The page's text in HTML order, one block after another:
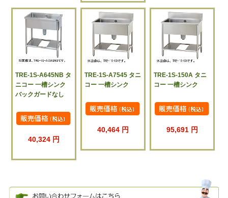
TRE-1S-A645NB タ
ニコー 一槽シンク
バックガードなし
40,324 円
TRE-1S-A7545 タニ
コー 一槽シンク
40,464 円
TRE-1S-150A タニ
コー 一槽シンク
95,691 円